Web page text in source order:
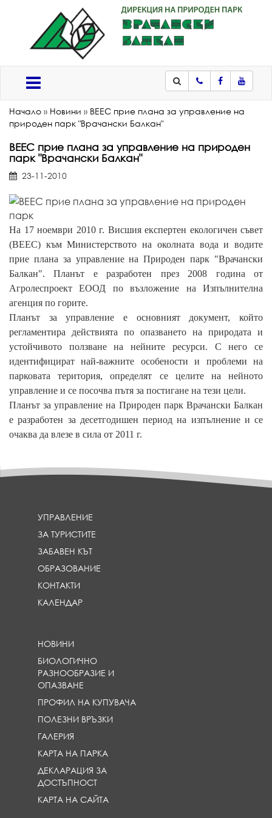
ТелефонFacebook
Начало » Новини » ВЕЕС прие плана за управление на
природен парк "Врачански Балкан"
ВЕЕС прие плана за управление на природен
парк "Врачански Балкан"
23-11-2010
На 17 ноември 2010 г. Висшия експертен екологичен съвет
(ВЕЕС) към Министерството на околната вода и водите
прие плана за управление на Природен парк "Врачански
Балкан". Планът е разработен през 2008 година от
Агролеспроект ЕООД по възложение на Изпълнителна
агенция по горите.
Планът за управление е основният документ, който
регламентира действията по опазването на природата и
устойчивото ползване на нейните ресурси. С него се
идентифицират най-важните особености и проблеми на
парковата територия, определят се целите на нейното
управление и се посочва пътя за постигане на тези цели.
Планът за управление на Природен парк Врачански Балкан
е разработен за десетгодишен период на изпълнение и се
очаква да влезе в сила от 2011 г.
УПРАВЛЕНИЕ
ЗА ТУРИСТИТЕ
ЗАБАВЕН КЪТ
ОБРАЗОВАНИЕ
КОНТАКТИ
КАЛЕНДАР
НОВИНИ
БИОЛОГИЧНО
РАЗНООБРАЗИЕ И
ОПАЗВАНЕ
ПРОФИЛ НА КУПУВАЧА
ПОЛЕЗНИ ВРЪЗКИ
ГАЛЕРИЯ
КАРТА НА ПАРКА
ДЕКЛАРАЦИЯ ЗА
ДОСТЪПНОСТ
КАРТА НА САЙТА